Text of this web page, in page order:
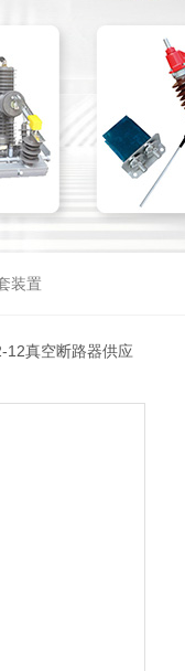
装置
12真空断路器供应